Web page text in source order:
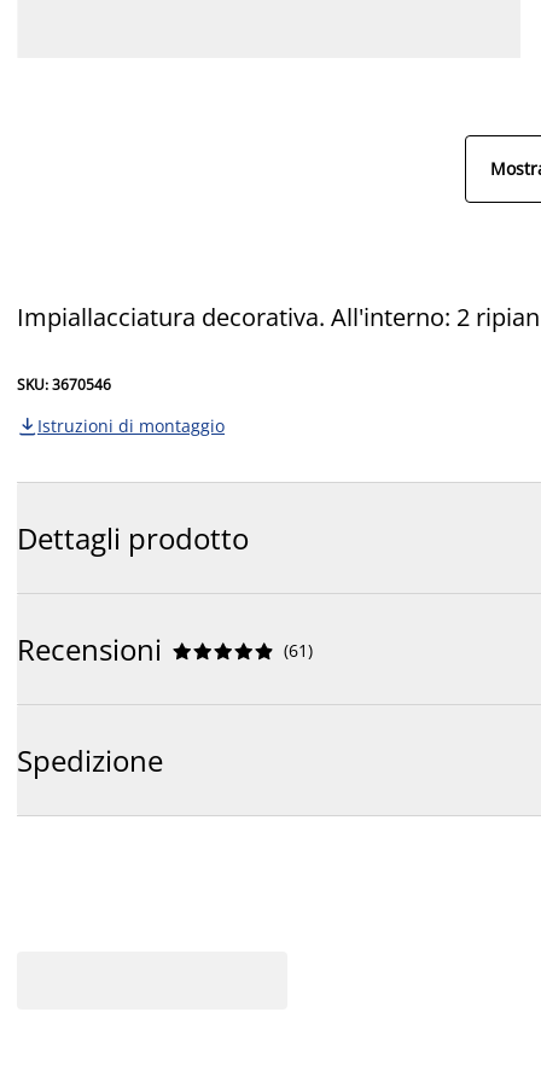
Impiallacciatura decorativa. All'interno: 2
SKU: 3670546
 Istruzioni di montaggio
Dettagli prodotto
Recensioni 




 (61)
Spedizione